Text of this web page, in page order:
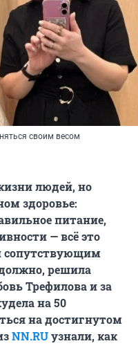
своим весом
людей, но
здоровье:
питание,
— всё это
сопутствующим
решила
Трефилова и за
на 50
на достигнутом
NN.RUузнали, как